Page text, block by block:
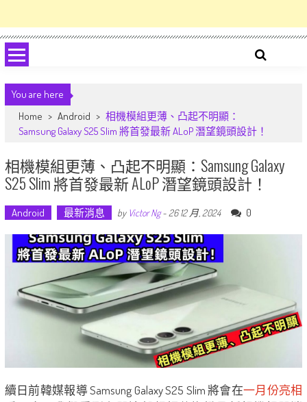
You are here
Home > Android > 相機模組更薄、凸起不明顯：
Samsung Galaxy S25 Slim 將首發最新 ALoP 潛望鏡頭設計！
相機模組更薄、凸起不明顯：Samsung Galaxy
S25 Slim 將首發最新 ALoP 潛望鏡頭設計！
Android 最新消息 by Victor Ng- 26 12 月, 2024 0
續日前韓媒報導 Samsung Galaxy S25 Slim 將會在一月份亮相